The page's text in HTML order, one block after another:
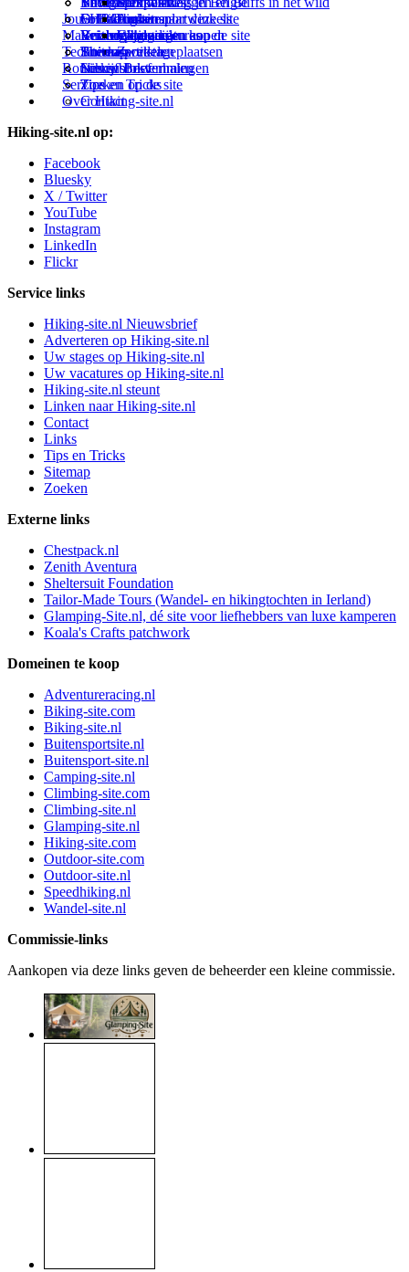
Jouw Hiking-site.nl
Fotoalbums
Materialen: kiezen en kopen
Online buitensportwinkels
Reisboekhandels
Technieken
EHBO
Verzorging
Thema-artikelen
Routes en Bestemmingen
Andorra
Catalonië
Zweden
Schrijfblokverhalen
Service
Buitensportvacatures
Buitensportstageplaatsen
Links
Tips en Tricks
Over Hiking-site.nl
Linken naar deze site
Wijzigingen aan de site
Sitemap
Nieuwsbrief
Zoeken op de site
Contact
Hiking-site.nl op:
Facebook
Bluesky
X / Twitter
YouTube
Instagram
LinkedIn
Flickr
Service links
Hiking-site.nl Nieuwsbrief
Adverteren op Hiking-site.nl
Uw stages op Hiking-site.nl
Uw vacatures op Hiking-site.nl
Hiking-site.nl steunt
Linken naar Hiking-site.nl
Contact
Links
Tips en Tricks
Sitemap
Zoeken
Externe links
Chestpack.nl
Zenith Aventura
Sheltersuit Foundation
Tailor-Made Tours (Wandel- en hikingtochten in Ierland)
Glamping-Site.nl, dé site voor liefhebbers van luxe kamperen
Koala's Crafts patchwork
Domeinen te koop
Adventureracing.nl
Biking-site.com
Biking-site.nl
Buitensportsite.nl
Buitensport-site.nl
Camping-site.nl
Climbing-site.com
Climbing-site.nl
Glamping-site.nl
Hiking-site.com
Outdoor-site.com
Outdoor-site.nl
Speedhiking.nl
Wandel-site.nl
Commissie-links
Aankopen via deze links geven de beheerder een kleine commissie.